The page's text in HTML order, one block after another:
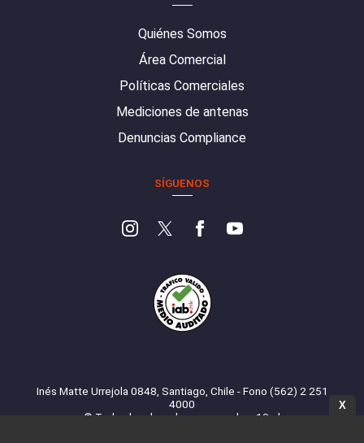
Quiénes Somos
Área Comercial
Políticas Comerciales
Mediciones de antenas
Denuncias Compliance
SÍGUENOS
Inés Matte Urrejola 0848, Santiago, Chile - Fono (562) 2 251
4000
© Todos los derechos reservados. 13.cl
X